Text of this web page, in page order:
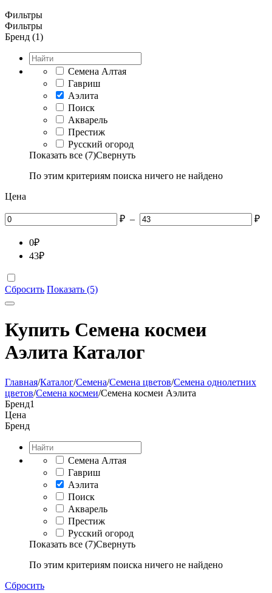
Фильтры
Фильтры
Бренд (1)
Семена Алтая
Гавриш
Аэлита
Поиск
Акварель
Престиж
Русский огород
Показать все (7)Свернуть
По этим критериям поиска ничего не найдено
Цена
₽ – ₽
0₽
43₽
Сбросить Показать (5)
Купить Семена космеи
Аэлита Каталог
Главная/Каталог/Семена/Семена цветов/Семена однолетних
цветов/Семена космеи/Семена космеи Аэлита
Бренд1
Цена
Бренд
Семена Алтая
Гавриш
Аэлита
Поиск
Акварель
Престиж
Русский огород
Показать все (7)Свернуть
По этим критериям поиска ничего не найдено
Сбросить